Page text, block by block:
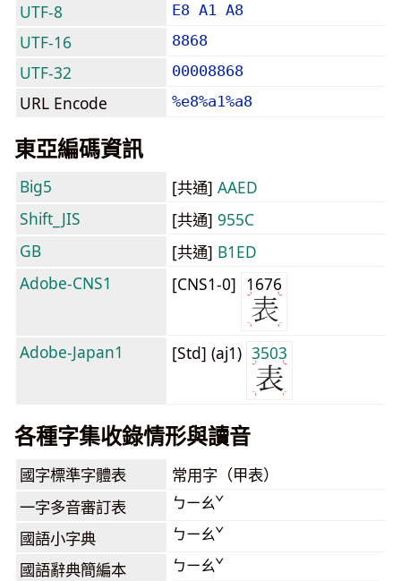
UTF-8 E8 A1 A8
UTF-16 8868
UTF-32 00008868
URL Encode %e8%a1%a8
東亞編碼資訊
Big5 [共通] AAED
Shift_JIS
[共通] 955C
GB
[共通] B1ED
Adobe-CNS1
[CNS1-0] 1676
Adobe-Japan1 [Std] (aj1) 3503
各種字集收錄情形與讀音
國字標準字體表 常用字（甲表）
一字多音審訂表 ㄅㄧㄠˇ
國語小字典 ㄅㄧㄠˇ
國語辭典簡編本 ㄅㄧㄠˇ